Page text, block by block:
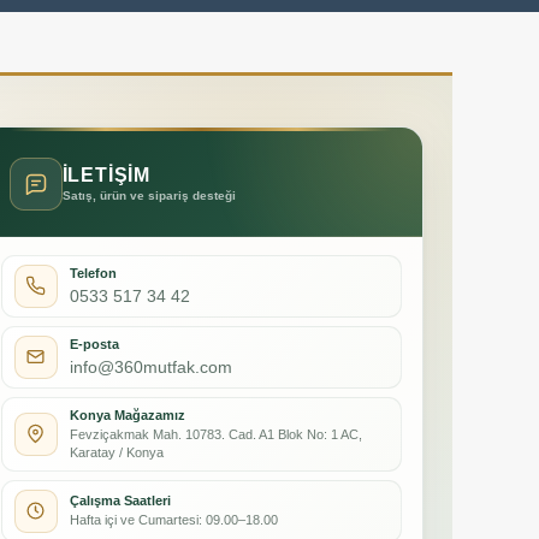
İLETİŞİM
Satış, ürün ve sipariş desteği
Telefon
0533 517 34 42
E-posta
info@360mutfak.com
Konya Mağazamız
Fevziçakmak Mah. 10783. Cad. A1 Blok No: 1 AC,
Karatay / Konya
Çalışma Saatleri
Hafta içi ve Cumartesi: 09.00–18.00